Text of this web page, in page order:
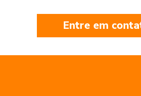
Entre em